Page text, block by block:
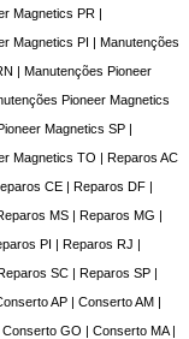
Magnetics PR |
Magnetics PI | Manutenções
| Manutenções Pioneer
Pioneer Magnetics
Magnetics SP |
Magnetics TO | Reparos AC
CE | Reparos DF |
MS | Reparos MG |
PI | Reparos RJ |
SC | Reparos SP |
AP | Conserto AM |
GO | Conserto MA |